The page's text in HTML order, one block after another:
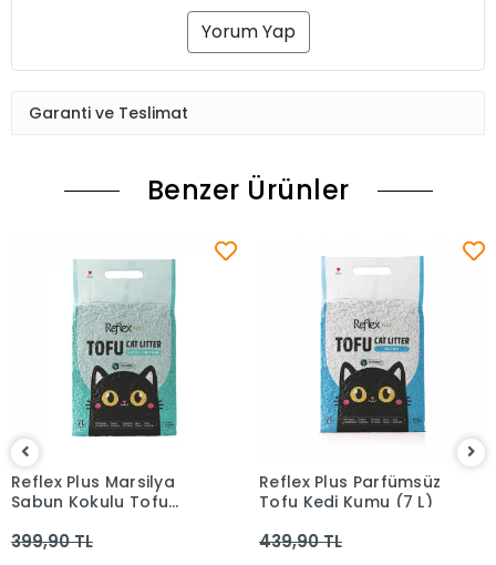
Yorum Yap
Garanti ve Teslimat
Benzer Ürünler
Reflex Plus Marsilya
Sabun Kokulu Tofu
399,90 TL
Reflex Plus Parfümsüz
Tofu Kedi Kumu (7 L)
439,90 TL